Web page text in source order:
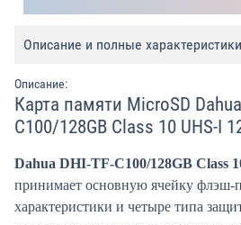
Описание и полные характеристики
Описание:
Карта памяти MicroSD
C100/128GB Class 10 UHS-I
Dahua DHI-TF-C100/128GB Class
принимает основную ячейку флэш-
характеристики и четыре типа